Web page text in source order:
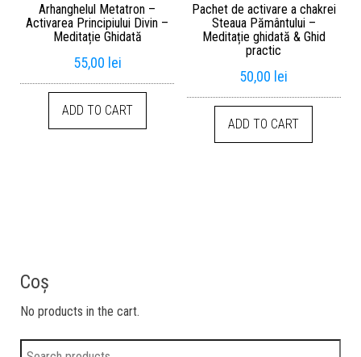
Arhanghelul Metatron –
Activarea Principiului Divin –
Meditație Ghidată
55,00 lei
ADD TO CART
Pachet de activare a chakrei
Steaua Pământului –
Meditație ghidată & Ghid
practic
50,00 lei
ADD TO CART
Coș
No products in the cart.